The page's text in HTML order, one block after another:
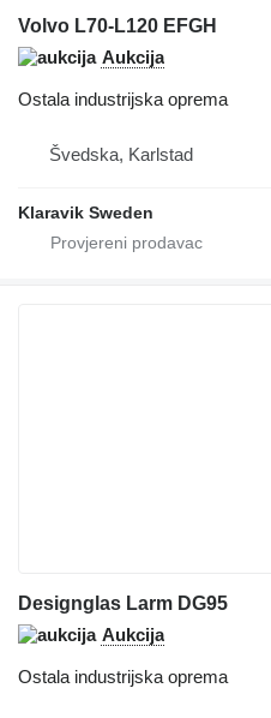
Volvo L70-L120 EFGH
Aukcija
Ostala industrijska oprema
Švedska, Karlstad
Klaravik Sweden
Designglas Larm DG95
Aukcija
Ostala industrijska oprema